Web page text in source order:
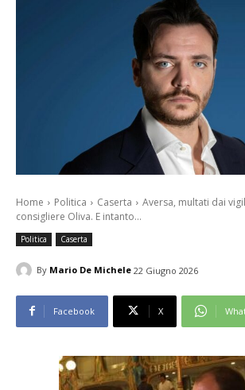
Home Politica Caserta
Aversa, multati dai
consigliere Oliva. E intanto...
Politica Caserta
By Mario De Michele 22 Giugno 2026
Facebook X